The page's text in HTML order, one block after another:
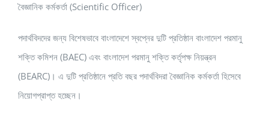
বৈজ্ঞানিক কর্মকর্তা (Scientific Officer)
পদার্থবিদদের জন্য বিশেষভাবে বাংলাদেশে স্বপ্নের দুটি প্রতিষ্ঠান বাংলাদেশ পরমানু
শক্তি কমিশন (BAEC) এবং বাংলাদেশ পরমানু শক্তি কর্তৃপক্ষ নিয়ন্ত্রন
(BEARC)। এ দুটি প্রতিষ্ঠানে প্রতি বছর পদার্থবিদরা বৈজ্ঞানিক কর্মকর্তা হিসেবে
নিয়োগপ্রাপ্ত হচ্ছেন।